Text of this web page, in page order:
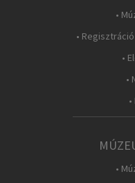
•
•
•
•
•